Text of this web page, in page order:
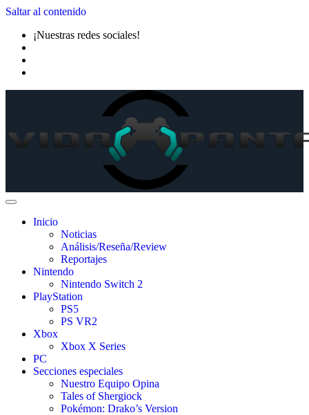
Saltar al contenido
¡Nuestras redes sociales!
Inicio
Noticias
Análisis/Reseña/Review
Reportajes
Nintendo
Nintendo Switch 2
PlayStation
PS5
PS VR2
Xbox
Xbox X Series
PC
Secciones especiales
Nuestro Equipo Opina
Tales of Shergiock
Pokémon: Drako’s Version